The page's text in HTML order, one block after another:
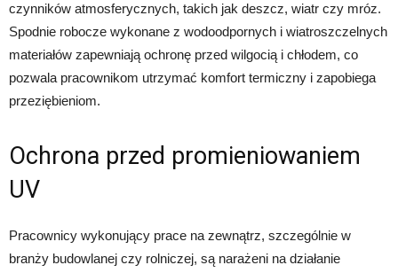
czynników atmosferycznych, takich jak deszcz, wiatr czy mróz.
Spodnie robocze wykonane z wodoodpornych i wiatroszczelnych
materiałów zapewniają ochronę przed wilgocią i chłodem, co
pozwala pracownikom utrzymać komfort termiczny i zapobiega
przeziębieniom.
Ochrona przed promieniowaniem
UV
Pracownicy wykonujący prace na zewnątrz, szczególnie w
branży budowlanej czy rolniczej, są narażeni na działanie